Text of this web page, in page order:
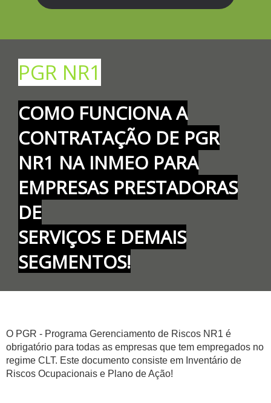
PGR NR1
COMO FUNCIONA A
CONTRATAÇÃO DE PGR
NR1 NA INMEO PARA
EMPRESAS PRESTADORAS
DE
SERVIÇOS E DEMAIS
SEGMENTOS!
O PGR - Programa Gerenciamento de Riscos NR1 é
obrigatório para todas as empresas que tem empregados no
regime CLT. Este documento consiste em Inventário de
Riscos Ocupacionais e Plano de Ação!